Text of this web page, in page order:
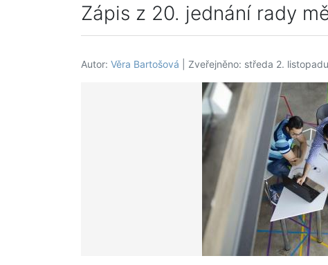
Zápis z 20. jednání rady
Autor: Věra Bartošová | Zveřejněno: středa 2.